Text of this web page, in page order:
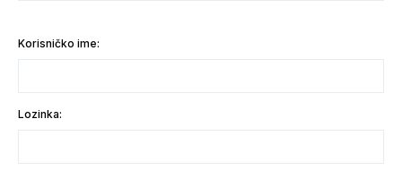
Korisničko ime:
Lozinka: